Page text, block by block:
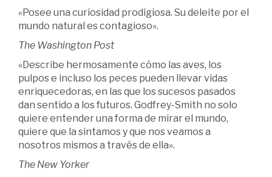
«Posee una curiosidad prodigiosa. Su deleite por el
mundo natural es contagioso».
The Washington Post
«Describe hermosamente cómo las aves, los
pulpos e incluso los peces pueden llevar vidas
enriquecedoras, en las que los sucesos pasados
dan sentido a los futuros. Godfrey-Smith no solo
quiere entender una forma de mirar el mundo,
quiere que la sintamos y que nos veamos a
nosotros mismos a través de ella».
The New Yorker